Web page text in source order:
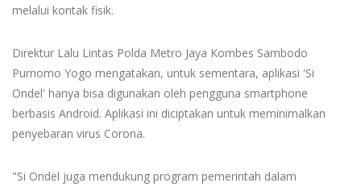
melalui kontak fisik.
Direktur Lalu Lintas Polda Metro Jaya Kombes Sambodo
Purnomo Yogo mengatakan, untuk sementara, aplikasi 'Si
Ondel' hanya bisa digunakan oleh pengguna smartphone
berbasis Android. Aplikasi ini diciptakan untuk meminimalkan
penyebaran virus Corona.
"Si Ondel juga mendukung program pemerintah dalam